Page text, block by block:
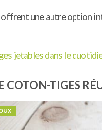
une autre option
jetables dans le
COTON-TIGES